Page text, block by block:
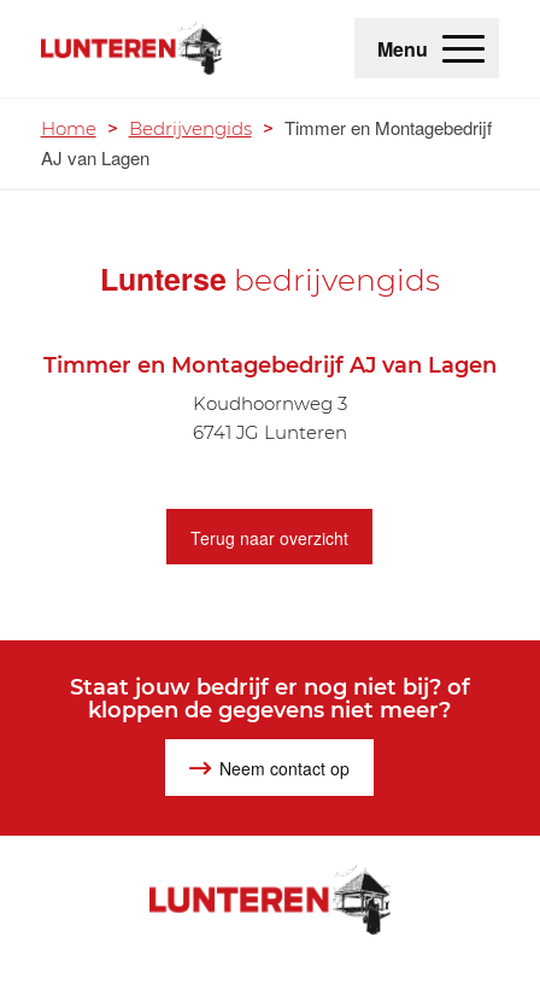
Menu
Home > Bedrijvengids > Timmer en Montagebedrijf
AJ van Lagen
Lunterse bedrijvengids
Timmer en Montagebedrijf AJ van Lagen
Koudhoornweg 3
6741 JG Lunteren
Terug naar overzicht
Staat jouw bedrijf er nog niet bij? of
kloppen de gegevens niet meer?
Neem contact op